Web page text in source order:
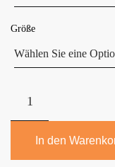
Größe
Swiss©
Luxury-
Schnürsenkel
für
In den